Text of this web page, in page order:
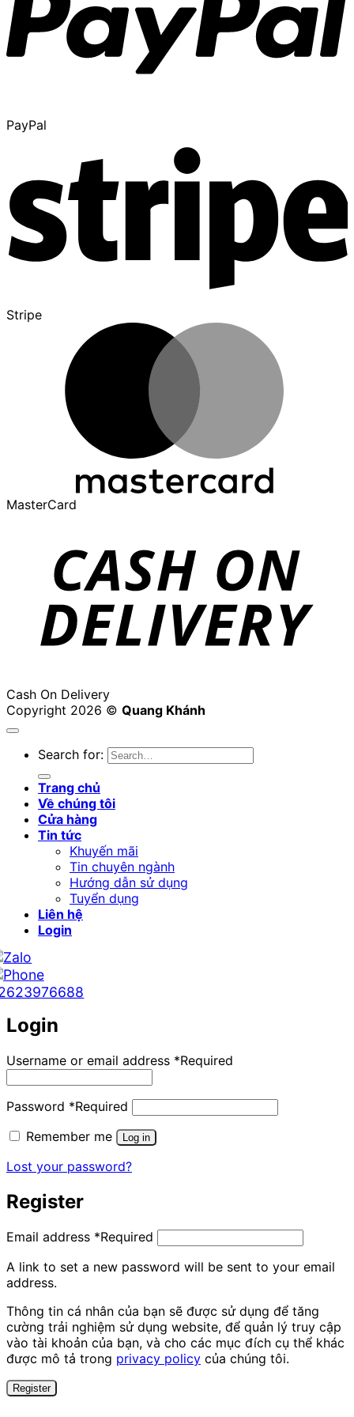
PayPal
Stripe
MasterCard
Cash On Delivery
Copyright 2026 © Quang Khánh
Search for:
Trang chủ
Về chúng tôi
Cửa hàng
Tin tức
Khuyến mãi
Tin chuyên ngành
Hướng dẫn sử dụng
Tuyển dụng
Liên hệ
Login
Login
Username or email address *Required
Password *Required
Remember me
Log in
Lost your password?
Register
Email address *Required
A link to set a new password will be sent to your email
address.
Thông tin cá nhân của bạn sẽ được sử dụng để tăng
cường trải nghiệm sử dụng website, để quản lý truy cập
vào tài khoản của bạn, và cho các mục đích cụ thể khác
được mô tả trong privacy policy của chúng tôi.
Register